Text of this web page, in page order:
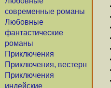
современные романы
Любовные
фантастические
романы
Приключения
Приключения, вестерн
Приключения
индейские